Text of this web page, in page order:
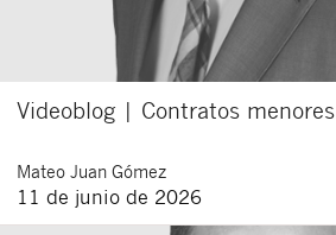
Videoblog | Contratos menores
Mateo Juan Gómez
11 de junio de 2026